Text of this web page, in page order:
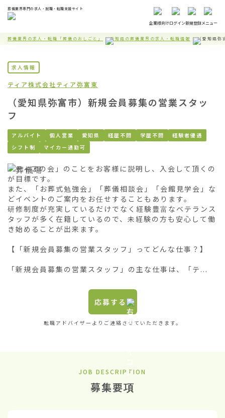
葬儀業界専門の求人・就職・転職支援サイト
企業様向けログイン新規登録メニュー
葬儀業界の求人・転職「葬儀のおしごと」 愛知県の葬儀業界の求人・転職情報 （愛知県弥
求人情報
ティア株式会社ティア弥富東
（愛知県弥富市）新規会員募集の営業スタッ
フ
アルバイト 個人営業 愛知県 経歴不問 学歴不問
経験者優遇
シフト制
マイカー通勤可
「ティアの会」のことをお客様に説明し、入会して頂くの
が目標です。
また、「お葬式勉強会」「葬儀相談会」「会館見学会」な
どイベントのご案内をお任せすることもあります。
研修制度が充実しているだけでなく経験豊富なベテランス
タッフが多く在籍しているので、未経験の方も安心して働
き始めることが出来ます。
【「新規会員募集の営業スタッフ」ってどんな仕事？】
「新規会員募集の営業スタッフ」の主な仕事は、「テ...
応募する
転職アドバイザーよりご連絡させていただきます。
JOB DESCRIPTION
募集要項